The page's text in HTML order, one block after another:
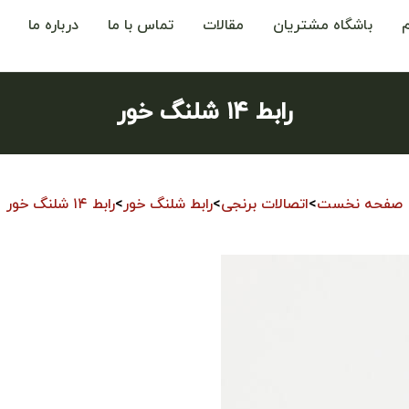
باشگاه مشتریان مقالات تماس با ما درباره ما
رابط ۱۴ شلنگ خور
صفحه نخست>اتصالات برنجی>رابط شلنگ خور>رابط ۱۴ شلنگ خور